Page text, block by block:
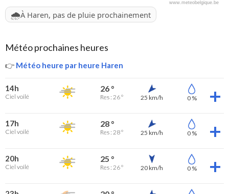
www.meteobelgique.be
🌧️À Haren, pas de pluie prochainement
Météo prochaines heures
👉 Météo heure par heure Haren
14h
Ciel voilé
26 °
Res : 26 ° 25 km/h 0 %
17h
Ciel voilé
28 °
Res : 28 ° 25 km/h 0 %
20h
Ciel voilé
25 °
Res : 26 ° 20 km/h 0 %